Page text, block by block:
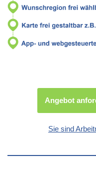
Angebot
Sie sind